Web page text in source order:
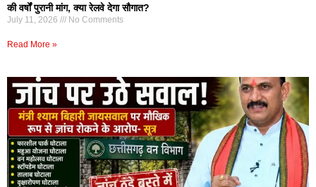
की वर्षों पुरानी मांग, क्या रेलवे देगा सौगात?
July 11, 2026 No Comments
Read More »